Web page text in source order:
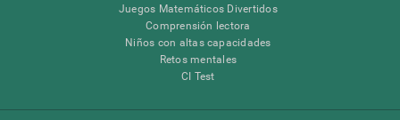
Juegos Matemáticos Divertidos
Comprensión lectora
Niños con altas capacidades
Retos mentales
CI Test